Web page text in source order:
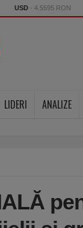
USD - 4.5595 RON
LIDERI ANALIZE